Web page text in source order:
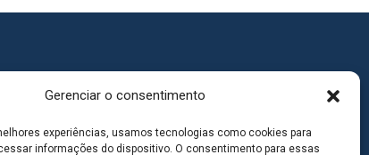
Gerenciar o consentimento
experiências, usamos tecnologias como cookies para
informações do dispositivo. O consentimento para essas